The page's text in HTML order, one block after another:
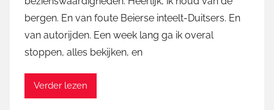
a
r
t
i
bergen. En van foute Beierse inteelt-Duitsers. En
van autorijden. Een week lang ga ik overal
stoppen, alles bekijken, en
Verder lezen